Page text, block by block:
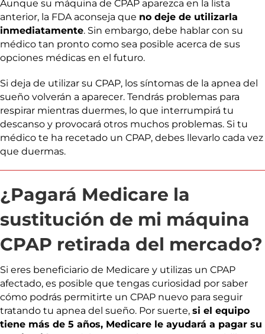
Aunque su máquina de CPAP aparezca en la lista
anterior, la FDA aconseja que no deje de utilizarla
inmediatamente. Sin embargo, debe hablar con su
médico tan pronto como sea posible acerca de sus
opciones médicas en el futuro.
Si deja de utilizar su CPAP, los síntomas de la apnea del
sueño volverán a aparecer. Tendrás problemas para
respirar mientras duermes, lo que interrumpirá tu
descanso y provocará otros muchos problemas. Si tu
médico te ha recetado un CPAP, debes llevarlo cada vez
que duermas.
¿Pagará Medicare la
sustitución de mi máquina
CPAP retirada del mercado?
Si eres beneficiario de Medicare y utilizas un CPAP
afectado, es posible que tengas curiosidad por saber
cómo podrás permitirte un CPAP nuevo para seguir
tratando tu apnea del sueño. Por suerte, si el equipo
tiene más de 5 años, Medicare le ayudará a pagar su